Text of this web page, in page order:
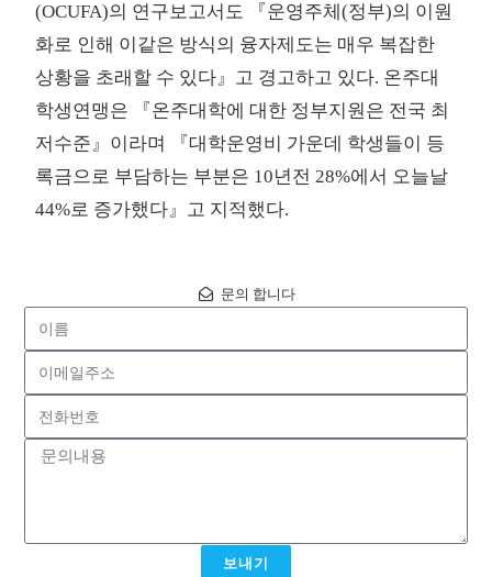
(OCUFA)의 연구보고서도 『운영주체(정부)의 이원
화로 인해 이같은 방식의 융자제도는 매우 복잡한
상황을 초래할 수 있다』고 경고하고 있다. 온주대
학생연맹은 『온주대학에 대한 정부지원은 전국 최
저수준』이라며 『대학운영비 가운데 학생들이 등
록금으로 부담하는 부분은 10년전 28%에서 오늘날
44%로 증가했다』고 지적했다.
문의 합니다
보내기